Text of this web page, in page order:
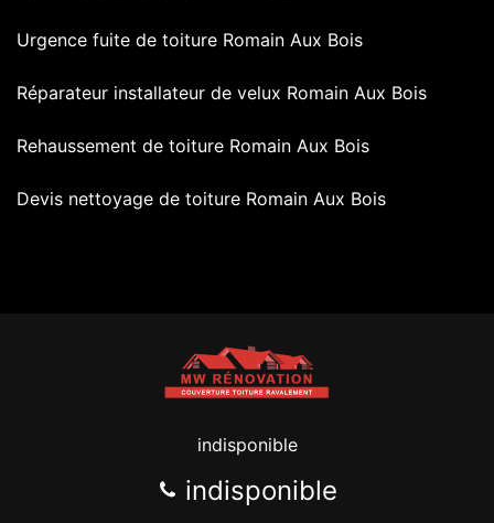
Urgence fuite de toiture Romain Aux Bois
Réparateur installateur de velux Romain Aux Bois
Rehaussement de toiture Romain Aux Bois
Devis nettoyage de toiture Romain Aux Bois
indisponible
indisponible